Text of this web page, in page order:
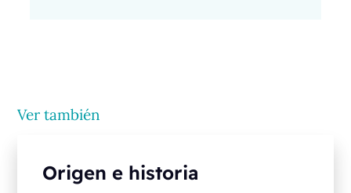
Ver también
Origen e historia